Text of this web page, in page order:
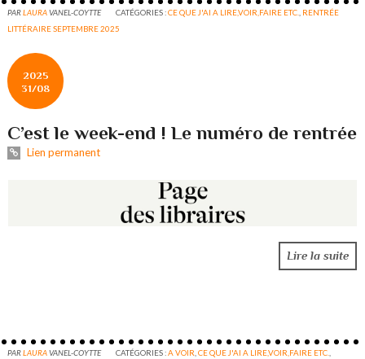
PARLAURAVANEL-COYTTE CATÉGORIES :CE QUE J'AI A LIRE,VOIR,FAIRE ETC. RENTRÉE
LITTÉRAIRE SEPTEMBRE 2025
2025
31/08
C’est le week-end ! Le numéro de rentrée
Lien permanent
Lire la suite
PARLAURAVANEL-COYTTE CATÉGORIES :A VOIR ,CE QUE J'AI A LIRE,VOIR,FAIRE ETC.